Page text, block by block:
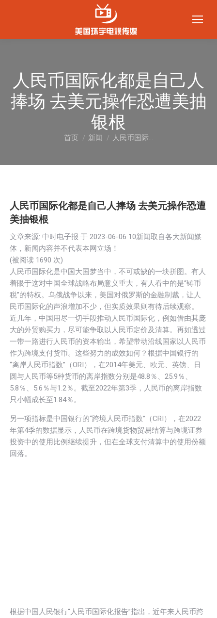
人民币国际化都是自己人
捧场 去美元操作恐遭美抽
银根
您在这里：
首页 新闻 人民币国际…
人民币国际化都是自己人捧场 去美元操作恐遭
美抽银根
文章来源: 中时电子报 于 2023-06-06 10新闻取自各大新闻媒
体，新闻内容并不代表本网立场！
(被阅读 1690 次)
人民币国际化是中国大国梦当中，不可或缺的一块拼图。有人
着眼于这对中国全球战略布局意义重大，有人看中的是“铸币
税”的特权。乌俄战争以来，美国对俄罗斯的金融制裁，让人
民币国际化的声浪增加不少，但实质效果则有待后续观察。
近几年，中国用尽一切手段推动人民币国际化，例如借由其庞
大的外贸购买力，尽可能争取以人民币定价及清算。再如透过
一带一路进行人民币的资本输出，希望带动沿线国家以人民币
作为跨境支付货币。这些努力的成效如何？根据中国银行的
“离岸人民币指数”（ORI），在2014年美元、欧元、英镑、日
圆与人民币等5种货币的离岸指数分别是48.8％、25.9％、
5.8％、5.6％与1.2％。截至2022年第3季，人民币的离岸指数
只小幅成长至1.84％。
另一项指标是中国银行的“跨境人民币指数”（CRI），在2022
年第4季的数据显示，人民币在跨境货物贸易结算与跨境证券
投资中的使用比例继续提升，但在全球支付清算中的使用份额
回落。
根据中国人民银行“人民币国际化报告”指出，近年来人民币跨